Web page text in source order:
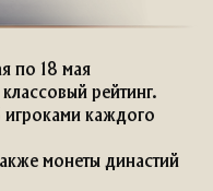
по 18 мая
рейтинг.
игроками каждого
монеты династий